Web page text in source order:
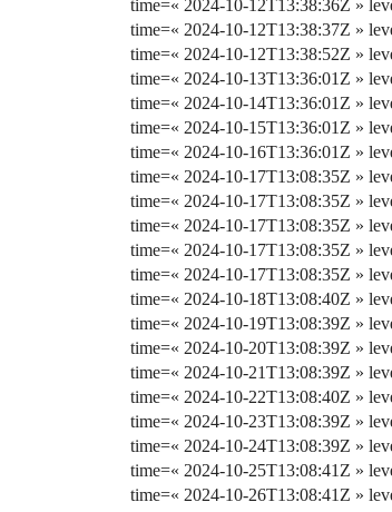
time=« 2024-10-12T13:38:36Z »
time=« 2024-10-12T13:38:37Z »
time=« 2024-10-12T13:38:52Z »
time=« 2024-10-13T13:36:01Z »
time=« 2024-10-14T13:36:01Z »
time=« 2024-10-15T13:36:01Z »
time=« 2024-10-16T13:36:01Z »
time=« 2024-10-17T13:08:35Z »
time=« 2024-10-17T13:08:35Z »
time=« 2024-10-17T13:08:35Z »
time=« 2024-10-17T13:08:35Z »
time=« 2024-10-17T13:08:35Z »
time=« 2024-10-18T13:08:40Z »
time=« 2024-10-19T13:08:39Z »
time=« 2024-10-20T13:08:39Z »
time=« 2024-10-21T13:08:39Z »
time=« 2024-10-22T13:08:40Z »
time=« 2024-10-23T13:08:39Z »
time=« 2024-10-24T13:08:39Z »
time=« 2024-10-25T13:08:41Z »
time=« 2024-10-26T13:08:41Z »